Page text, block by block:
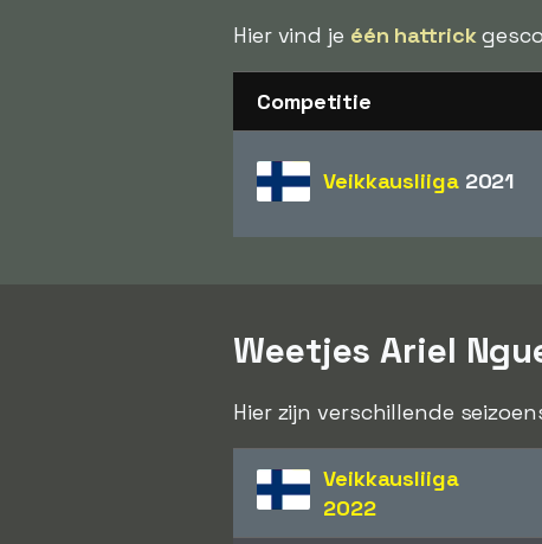
Hier vind je één hattrick
Competitie
Veikkausliiga2021
Weetjes Ariel
Hier zijn verschillende
Veikkausliiga
2022